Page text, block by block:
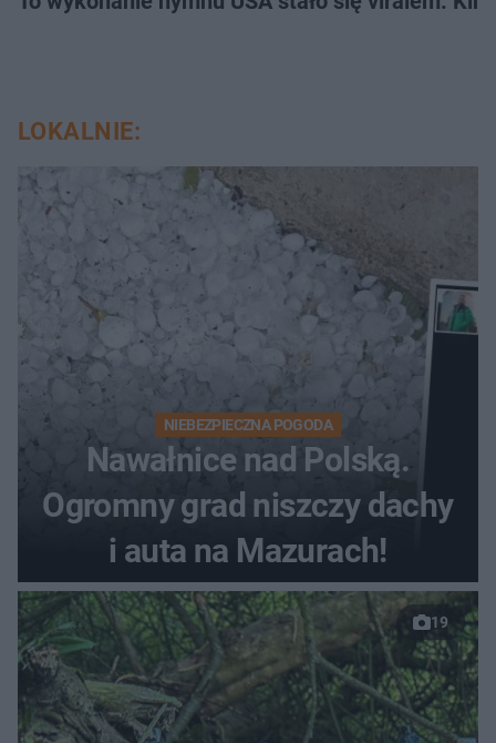
LOKALNIE:
NIEBEZPIECZNA POGODA
Nawałnice nad Polską.
Ogromny grad niszczy dachy
i auta na Mazurach!
19